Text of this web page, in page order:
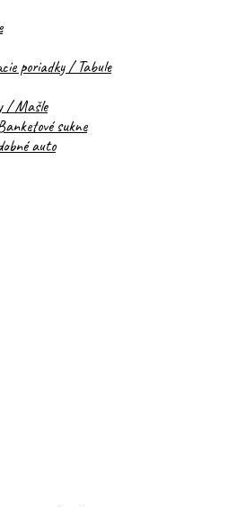
poriadky / Tabule
/ Mašle
sukne
auto